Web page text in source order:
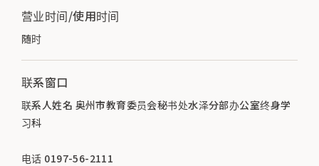
营业时间/使用时间
随时
联系窗口
联系人姓名 奥州市教育委员会秘书处水泽分部办公室终身学
习科
电话 0197-56-2111